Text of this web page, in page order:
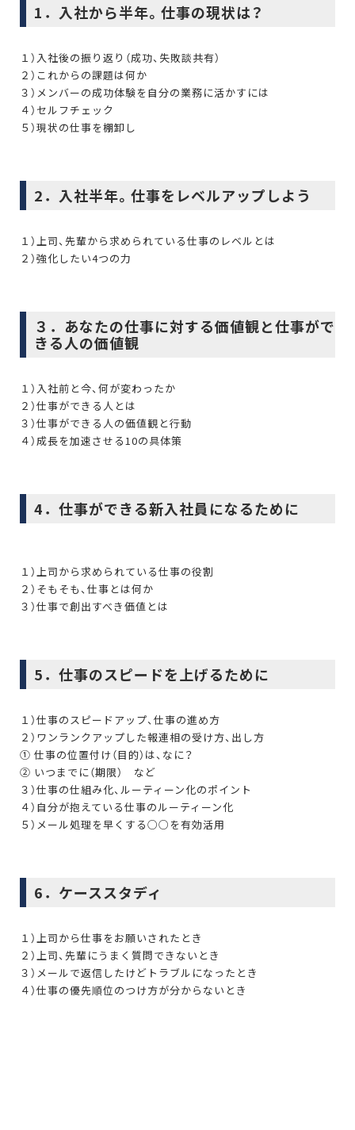
1．入社から半年。仕事の現状は？
１）入社後の振り返り（成功、失敗談共有）
２）これからの課題は何か
３）メンバーの成功体験を自分の業務に活かすには
４）セルフチェック
５）現状の仕事を棚卸し
2．入社半年。仕事をレベルアップしよう
１）上司、先輩から求められている仕事のレベルとは
２）強化したい4つの力
３．あなたの仕事に対する価値観と仕事がで
きる人の価値観
１）入社前と今、何が変わったか
２）仕事ができる人とは
３）仕事ができる人の価値観と行動
４）成長を加速させる10の具体策
4．仕事ができる新入社員になるために
１）上司から求められている仕事の役割
２）そもそも、仕事とは何か
３）仕事で創出すべき価値とは
5．仕事のスピードを上げるために
１）仕事のスピードアップ、仕事の進め方
２）ワンランクアップした報連相の受け方、出し方
① 仕事の位置付け（目的）は、なに？
② いつまでに（期限） など
３）仕事の仕組み化、ルーティーン化のポイント
４）自分が抱えている仕事のルーティーン化
５）メール処理を早くする○○を有効活用
6．ケーススタディ
１）上司から仕事をお願いされたとき
２）上司、先輩にうまく質問できないとき
３）メールで返信したけどトラブルになったとき
４）仕事の優先順位のつけ方が分からないとき